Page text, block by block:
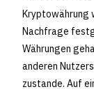
Kryptowährung
Nachfrage
Währungen
anderen
zustande. Auf